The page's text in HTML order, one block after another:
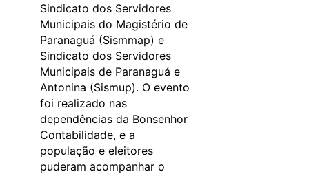
Sindicato dos Servidores
Municipais do Magistério de
Paranaguá (Sismmap) e
Sindicato dos Servidores
Municipais de Paranaguá e
Antonina (Sismup). O evento
foi realizado nas
dependências da Bonsenhor
Contabilidade, e a
população e eleitores
puderam acompanhar o